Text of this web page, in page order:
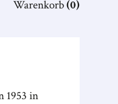
Warenkorb(0)
1953 in